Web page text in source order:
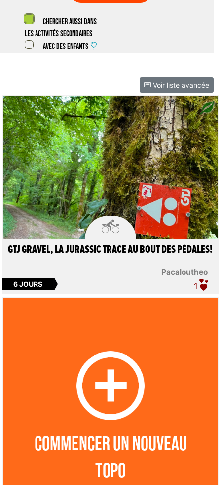
Chercher aussi dans
les activités secondaires
Avec des enfants
Voir liste avancée

Pacaloutheo
GTJ GRAVEL, LA JURASSIC TRACE AU BOUT DES PÉDALES!
6 JOURS 1
Commencer un nouveau
topo